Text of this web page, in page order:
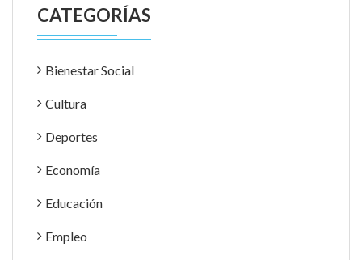
CATEGORÍAS
Bienestar Social
Cultura
Deportes
Economía
Educación
Empleo